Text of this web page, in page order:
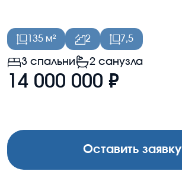
135 м² 2 7,5
3 спальни 2 санузла
14 000 000 ₽
Оставить заявку